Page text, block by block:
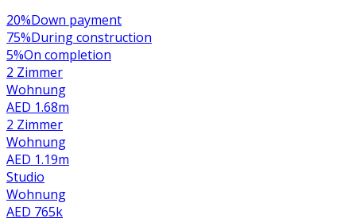
20%Down payment
75%During construction
5%On completion
2 Zimmer
Wohnung
AED 1.68m
2 Zimmer
Wohnung
AED 1.19m
Studio
Wohnung
AED 765k